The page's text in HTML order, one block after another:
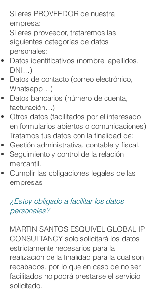
Si eres PROVEEDOR de nuestra
empresa:
Si eres proveedor, trataremos las
siguientes categorías de datos
personales:
Datos identificativos (nombre, apellidos,
DNI…)
Datos de contacto (correo electrónico,
Whatsapp…)
Datos bancarios (número de cuenta,
facturación…)
Otros datos (facilitados por el interesado
en formularios abiertos o comunicaciones)
Tratamos tus datos con la finalidad de:
Gestión administrativa, contable y fiscal.
Seguimiento y control de la relación
mercantil.
Cumplir las obligaciones legales de las
empresas
¿Estoy obligado a facilitar los datos
personales?
MARTIN SANTOS ESQUIVEL GLOBAL IP
CONSULTANCY solo solicitará los datos
estrictamente necesarios para la
realización de la finalidad para la cual son
recabados, por lo que en caso de no ser
facilitados no podrá prestarse el servicio
solicitado.